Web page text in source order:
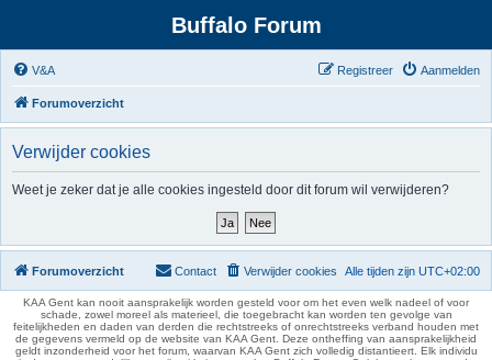
Buffalo Forum
V&A Aanmelden
Registreer
Forumoverzicht
Verwijder cookies
Weet je zeker dat je alle cookies ingesteld door dit forum wil verwijderen?
Forumoverzicht Alle tijden zijn UTC+02:00
Verwijder cookies
Contact
KAA Gent kan nooit aansprakelijk worden gesteld voor om het even welk nadeel of voor
schade, zowel moreel als materieel, die toegebracht kan worden ten gevolge van
feitelijkheden en daden van derden die rechtstreeks of onrechtstreeks verband houden met
de gegevens vermeld op de website van KAA Gent. Deze ontheffing van aansprakelijkheid
geldt inzonderheid voor het forum, waarvan KAA Gent zich volledig distantieert. Elk individu